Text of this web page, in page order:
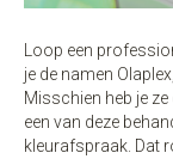
Loop een
je de namen
Misschien heb je
een van deze
kleurafspraak. Dat